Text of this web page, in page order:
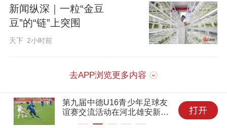
新闻纵深｜一粒“金豆
豆”的“链”上突围
天下 2小时前
去APP浏览更多内容
第九届中德U16青少年足球友
谊赛交流活动在河北雄安新区
举办——在“未来之城”播下友